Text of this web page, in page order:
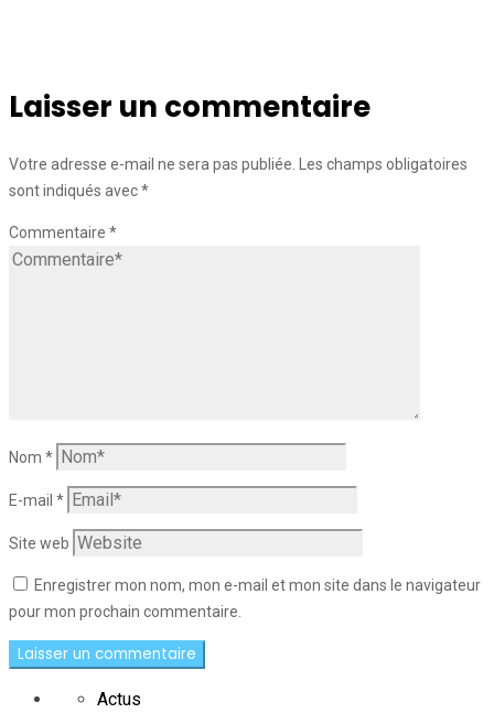
Laisser un commentaire
Votre adresse e-mail ne sera pas publiée. Les champs obligatoires
sont indiqués avec*
Commentaire *
Nom *
E-mail *
Site web
Enregistrer mon nom, mon e-mail et mon site dans le navigateur
pour mon prochain commentaire.
Actus